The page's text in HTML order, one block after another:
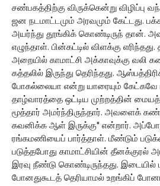
சண்பகத்திற்கு விருக்கென்று விழிப்பு
ஜன நடமாட்டமும் அரவமும் கேட்டது.
அயர்ந்து தூங்கிக் கொண்டிருந் தான்.
எழுந்தாள். பின்கட்டில் விளக்கு
அறையில் காமாட்சி அக்காவுக்கு வலி
கத்தலில் இருந்து தெரிந்தது.
போகல்லையா என்று யாரையும் கேட்கவே
தாழ்வாரத்தை ஒட்டிய முற்றத்தின்
மூத்தார் அமர்ந்திருந்தார். அவளைக்
கவனிக்க ஆள் இருக்கு" என்றார்.
ரங்கமணியைப் பார்த்தாள். மீண்டும்
படுத்தபோது காமாட்சியின் தீனக்குரல்
இரவு நீண்டு கொண்டிருந்தது. இடையில்
போனதுகூடத் தெரியாமல் உறங்கிப்